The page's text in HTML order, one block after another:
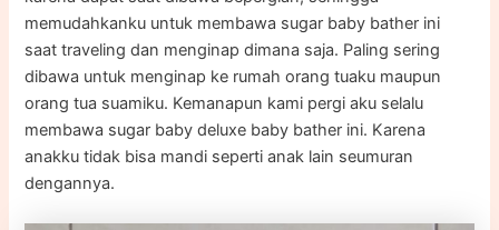
memudahkanku untuk membawa sugar baby bather ini
saat traveling dan menginap dimana saja. Paling sering
dibawa untuk menginap ke rumah orang tuaku maupun
orang tua suamiku. Kemanapun kami pergi aku selalu
membawa sugar baby deluxe baby bather ini. Karena
anakku tidak bisa mandi seperti anak lain seumuran
dengannya.